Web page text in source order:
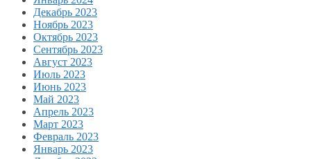
Декабрь 2023
Ноябрь 2023
Октябрь 2023
Сентябрь 2023
Август 2023
Июль 2023
Июнь 2023
Май 2023
Апрель 2023
Март 2023
Февраль 2023
Январь 2023